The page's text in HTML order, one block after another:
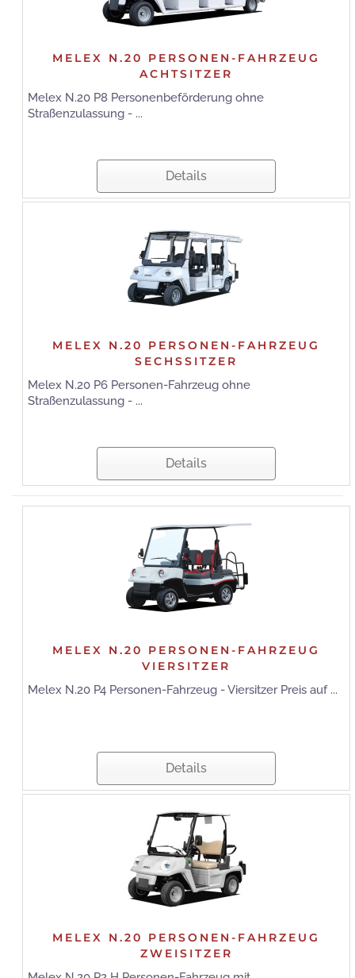
MELEX N.20 PERSONEN-FAHRZEUG
ACHTSITZER
Melex N.20 P8 Personenbeförderung ohne
Straßenzulassung - ...
Details
MELEX N.20 PERSONEN-FAHRZEUG
SECHSSITZER
Melex N.20 P6 Personen-Fahrzeug ohne
Straßenzulassung - ...
Details
MELEX N.20 PERSONEN-FAHRZEUG
VIERSITZER
Melex N.20 P4 Personen-Fahrzeug - Viersitzer Preis auf ...
Details
MELEX N.20 PERSONEN-FAHRZEUG
ZWEISITZER